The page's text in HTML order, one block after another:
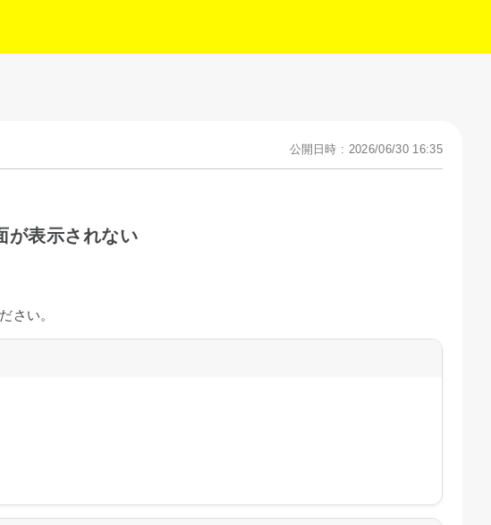
公開日時 : 2026/06/30 16:35
が表示されない
さい。